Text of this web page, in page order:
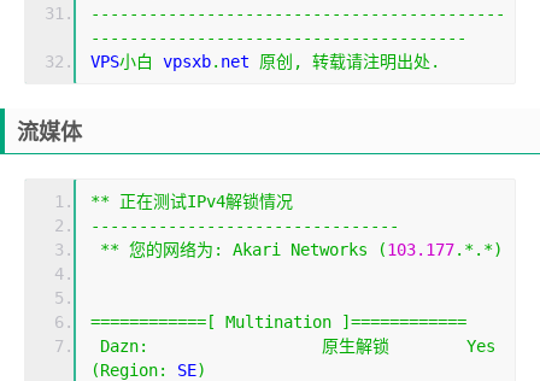
-------------------------------------------
---------------------------------------
VPS小白 vpsxb. net 原创, 转载请注明出处.
流媒体
** 正在测试IPv4解锁情况
--------------------------------
** 您的网络为: Akari Networks (103.177.*.*)
============[ Multination
]============
Dazn: 原生解锁
Yes
(Region: SE)